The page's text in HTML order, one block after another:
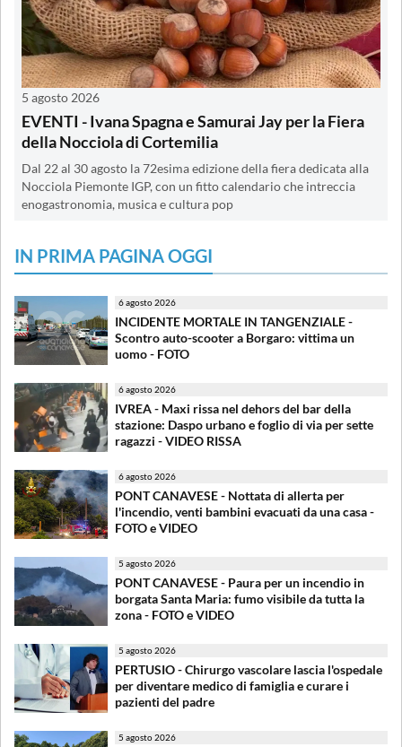
5 agosto 2026
EVENTI - Ivana Spagna e Samurai Jay per la Fiera
della Nocciola di Cortemilia
Dal 22 al 30 agosto la 72esima edizione della fiera dedicata alla
Nocciola Piemonte IGP, con un fitto calendario che intreccia
enogastronomia, musica e cultura pop
IN PRIMA PAGINA OGGI
6 agosto 2026
INCIDENTE MORTALE IN TANGENZIALE -
Scontro auto-scooter a Borgaro: vittima un
uomo - FOTO
6 agosto 2026
IVREA - Maxi rissa nel dehors del bar della
stazione: Daspo urbano e foglio di via per sette
ragazzi - VIDEO RISSA
6 agosto 2026
PONT CANAVESE - Nottata di allerta per
l'incendio, venti bambini evacuati da una casa -
FOTO e VIDEO
5 agosto 2026
PONT CANAVESE - Paura per un incendio in
borgata Santa Maria: fumo visibile da tutta la
zona - FOTO e VIDEO
5 agosto 2026
PERTUSIO - Chirurgo vascolare lascia l'ospedale
per diventare medico di famiglia e curare i
pazienti del padre
5 agosto 2026